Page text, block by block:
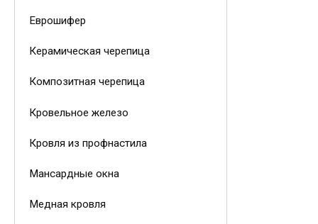
Еврошифер
Керамическая черепица
Композитная черепица
Кровельное железо
Кровля из профнастила
Мансардные окна
Медная кровля